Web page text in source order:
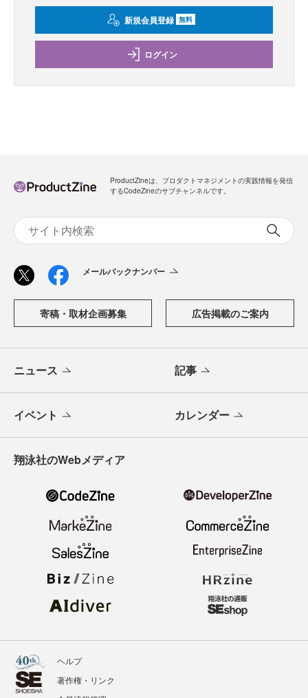
新規会員登録 無料
ログイン
ProductZineは、プロダクトマネジメントの実践情報を発信
するCodeZineのサブチャンネルです。
メールバックナンバー
寄稿・取材企画募集 広告掲載のご案内
ニュース 記事
イベント カレンダー
翔泳社のWebメディア
ヘルプ
著作権・リンク